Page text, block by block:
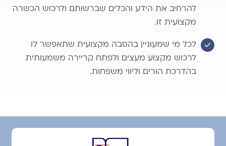
להרחיב את הידע והכלים שברשותם ולרכוש הכשרה
מקצועית זו.
לכל מי שמעוניין בהסבה מקצועית שתאפשר לו
לרכוש מקצוע מעצים ולפתח קריירה משמעותית
בהדרכת הורים וליווי משפחות.